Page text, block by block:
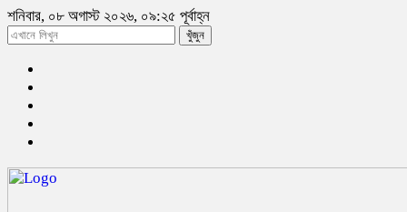
শনিবার, ০৮ অগাস্ট ২০২৬, ০৯:২৫ পূর্বাহ্ন
খুঁজুন